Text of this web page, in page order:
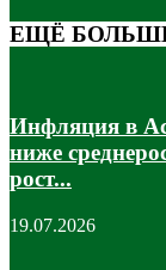
ЕЩЁ
Инфляция в
ниже
рост...
19.07.2026